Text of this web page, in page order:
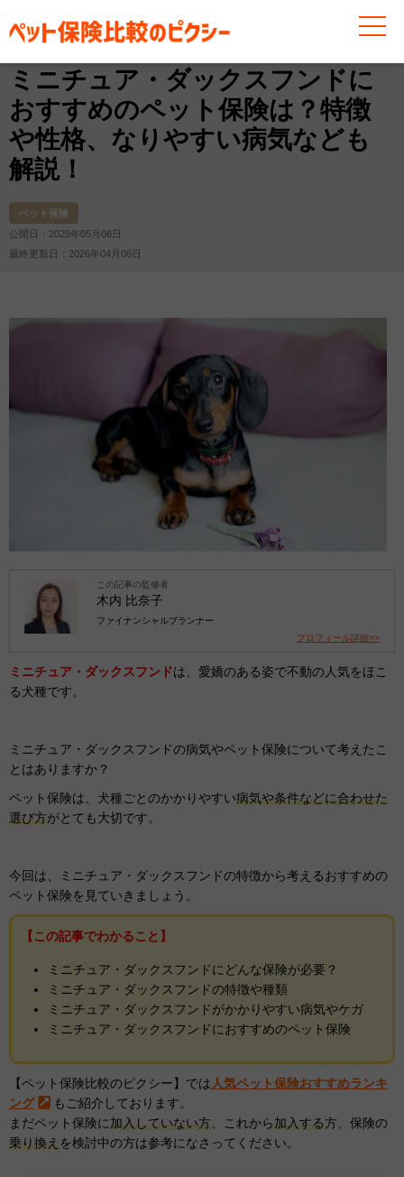
お役立ち情報 ペット保険 ミニチュア・ダックスフン
ミニチュア・ダックスフンドに
おすすめのペット保険は？特徴
や性格、なりやすい病気なども
解説！
ペット保険
公開日：2025年05月08日
最終更新日：2026年04月06日
この記事の監修者
木内 比奈子
ファイナンシャルプランナー
プロフィール詳細>>
ミニチュア・ダックスフンドは、愛嬌のある姿で不動の人気をほこ
る犬種です。
ミニチュア・ダックスフンドの病気やペット保険について考えたこ
とはありますか？
ペット保険は、犬種ごとのかかりやすい病気や条件などに合わせた
選び方がとても大切です。
今回は、ミニチュア・ダックスフンドの特徴から考えるおすすめの
ペット保険を見ていきましょう。
【この記事でわかること】
ミニチュア・ダックスフンドにどんな保険が必要？
ミニチュア・ダックスフンドの特徴や種類
ミニチュア・ダックスフンドがかかりやすい病気やケガ
ミニチュア・ダックスフンドにおすすめのペット保険
【ペット保険比較のピクシー】では人気ペット保険おすすめランキ
ング
もご紹介しております。
まだペット保険に加入していない方、これから加入する方、保険の
乗り換えを検討中の方は参考になさってください。